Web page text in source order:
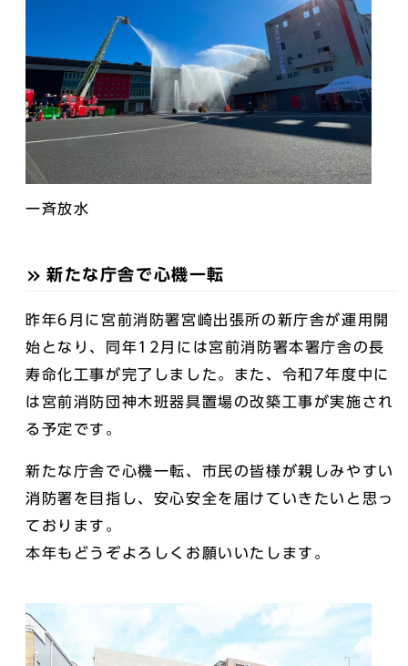
一斉放水
新たな庁舎で心機一転
昨年6月に宮前消防署宮崎出張所の新庁舎が運用開
始となり、同年12月には宮前消防署本署庁舎の長
寿命化工事が完了しました。また、令和7年度中に
は宮前消防団神木班器具置場の改築工事が実施され
る予定です。
新たな庁舎で心機一転、市民の皆様が親しみやすい
消防署を目指し、安心安全を届けていきたいと思っ
ております。
本年もどうぞよろしくお願いいたします。